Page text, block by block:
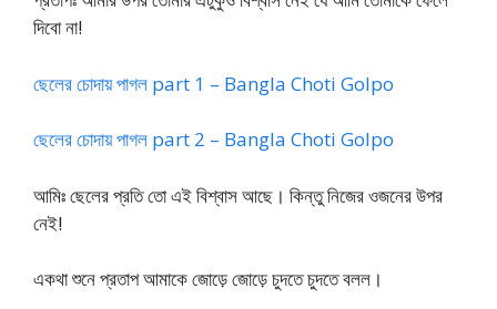
দিবো না!
ছেলের চোদায় পাগল part 1 – Bangla Choti Golpo
ছেলের চোদায় পাগল part 2 – Bangla Choti Golpo
আমিঃ ছেলের প্রতি তো এই বিশ্বাস আছে। কিন্তু নিজের ওজনের উপর
নেই!
একথা শুনে প্রতাপ আমাকে জোড়ে জোড়ে চুদতে চুদতে বলল।